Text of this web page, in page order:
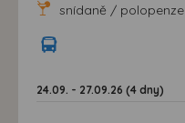
snídaně / polopenze
24.09. - 27.09.26 (4 dny)